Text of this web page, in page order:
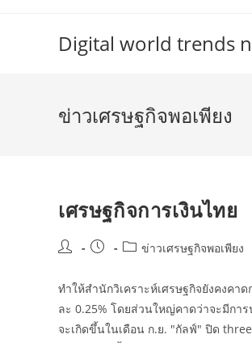
Digital world trends
ข่าวเศรษฐกิจพอเพียง
เศรษฐกิจการเงินไทย
Post
Post
Postข่าวเศรษฐกิจพอเพียง
ทำให้สำนักวิเคราะห์เศรษฐกิจยังคงคา
ละ 0.25% โดยส่วนใหญ่คาดว่าจะมีกา
จะเกิดขึ้นในเดือน ก.ย. "กัลฟ์" ปิด